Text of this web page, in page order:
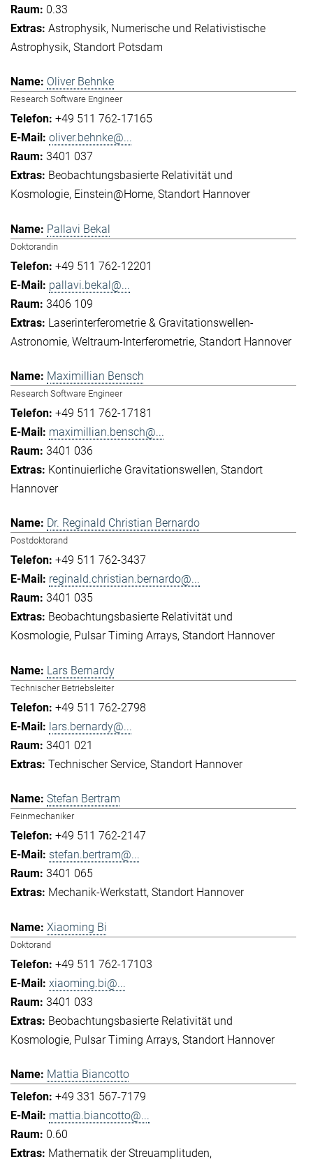
0.33
Astrophysik Numerische und Relativistische
Astrophysik Standort Potsdam
Oliver Behnke
Research Software Engineer
+49 511 762-17165
oliver.behnke@...
3401 037
Beobachtungsbasierte Relativität und
Kosmologie Einstein@Home Standort Hannover
Pallavi Bekal
Doktorandin
+49 511 762-12201
pallavi.bekal@...
3406 109
Laserinterferometrie & Gravitationswellen-
Astronomie Weltraum-Interferometrie Standort Hannover
Maximillian Bensch
Research Software Engineer
+49 511 762-17181
maximillian.bensch@...
3401 036
Kontinuierliche Gravitationswellen Standort
Hannover
Dr. Reginald Christian Bernardo
Postdoktorand
+49 511 762-3437
reginald.christian.bernardo@...
3401 035
Beobachtungsbasierte Relativität und
Kosmologie Pulsar Timing Arrays Standort Hannover
Lars Bernardy
Technischer Betriebsleiter
+49 511 762-2798
lars.bernardy@...
3401 021
Technischer Service Standort Hannover
Stefan Bertram
Feinmechaniker
+49 511 762-2147
stefan.bertram@...
3401 065
Mechanik-Werkstatt Standort Hannover
Xiaoming Bi
Doktorand
+49 511 762-17103
xiaoming.bi@...
3401 033
Beobachtungsbasierte Relativität und
Kosmologie Pulsar Timing Arrays Standort Hannover
Mattia Biancotto
+49 331 567-7179
mattia.biancotto@...
0.60
Mathematik der Streuamplituden